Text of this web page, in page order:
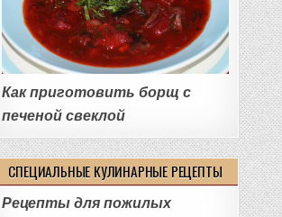
Как приготовить борщ с
печеной свеклой
СПЕЦИАЛЬНЫЕ КУЛИНАРНЫЕ РЕЦЕПТЫ
Рецепты для пожилых